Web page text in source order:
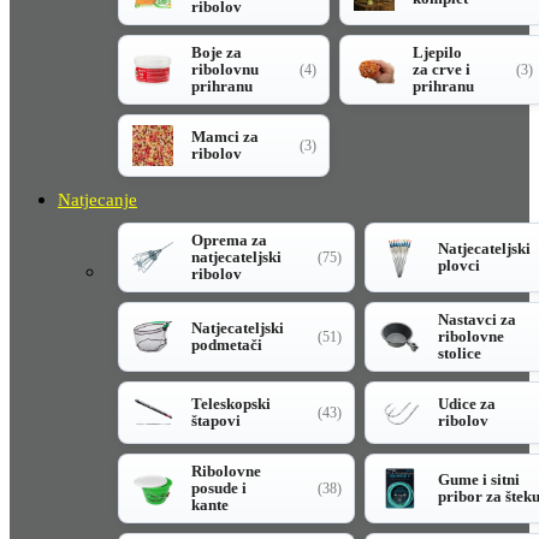
ribolov
Boje za
ribolovnu
prihranu
(4)
Ljepilo
za crve i
prihranu
(3)
Mamci za
ribolov
(3)
Natjecanje
Oprema za
natjecateljski
ribolov
(75)
Natjecateljski
plovci
Natjecateljski
podmetači
(51)
Nastavci za
ribolovne
stolice
Teleskopski
štapovi
(43)
Udice za
ribolov
Ribolovne
posude i
kante
(38)
Gume i sitni
pribor za šteku